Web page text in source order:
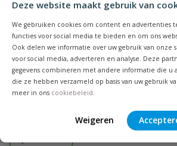
Deze website maakt gebruik van
We gebruiken cookies om content en advertenties
functies voor social media te bieden en om ons
Ook delen we informatie over uw gebruik van onze
voor social media, adverteren en analyse. Deze
gegevens combineren met andere informatie die u
die ze hebben verzameld op basis van uw gebruik
meer in ons cookiebeleid
Weigeren
Beoordeling versturen
DYKA montage oog
Dyka montage oog, voor het bevestigen